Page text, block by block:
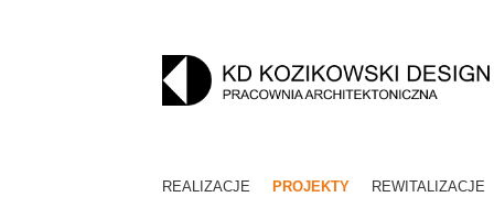
REALIZACJE PROJEKTY REWITALIZACJE